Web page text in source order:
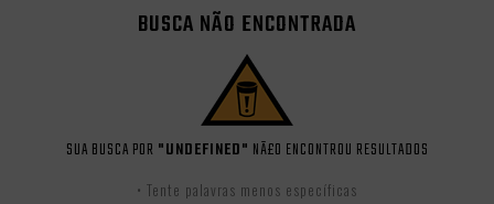
BUSCA NÃO ENCONTRADA
SUA BUSCA POR "UNDEFINED" NÃ£O ENCONTROU RESULTADOS
• Tente palavras menos específicas